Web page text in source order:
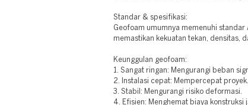
Standar & spesifikasi:
Geofoam umumnya memenuhi standar
memastikan kekuatan tekan, densitas,
Keunggulan geofoam:
1. Sangat ringan: Mengurangi beban
2. Instalasi cepat: Mempercepat proyek.
3. Stabil: Mengurangi risiko deformasi.
4. Efisien: Menghemat biaya konstruksi